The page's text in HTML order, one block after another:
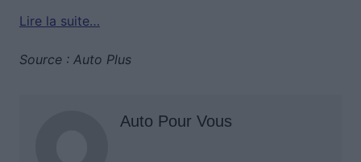
Lire la suite…
Source : Auto Plus
Auto Pour Vous